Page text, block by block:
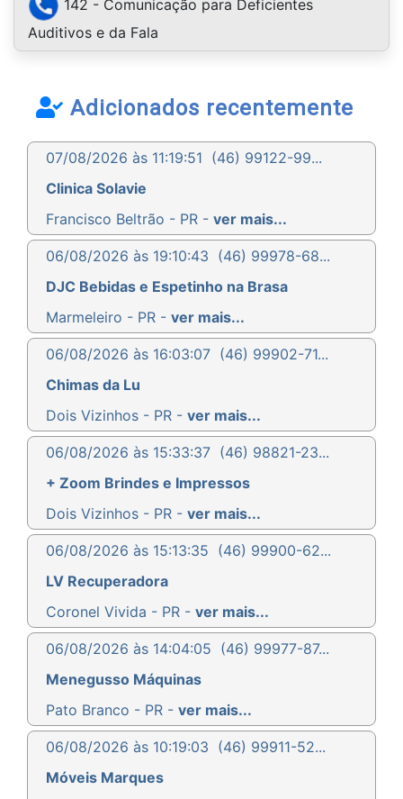
142 - Comunicação para Deficientes
Auditivos e da Fala
Adicionados recentemente
07/08/2026 às 11:19:51 (46) 99122-99...
Clinica Solavie
Francisco Beltrão - PR - ver mais...
06/08/2026 às 19:10:43 (46) 99978-68...
DJC Bebidas e Espetinho na Brasa
Marmeleiro - PR - ver mais...
06/08/2026 às 16:03:07 (46) 99902-71...
Chimas da Lu
Dois Vizinhos - PR - ver mais...
06/08/2026 às 15:33:37 (46) 98821-23...
+ Zoom Brindes e Impressos
Dois Vizinhos - PR - ver mais...
06/08/2026 às 15:13:35 (46) 99900-62...
LV Recuperadora
Coronel Vivida - PR - ver mais...
06/08/2026 às 14:04:05 (46) 99977-87...
Menegusso Máquinas
Pato Branco - PR - ver mais...
06/08/2026 às 10:19:03 (46) 99911-52...
Móveis Marques